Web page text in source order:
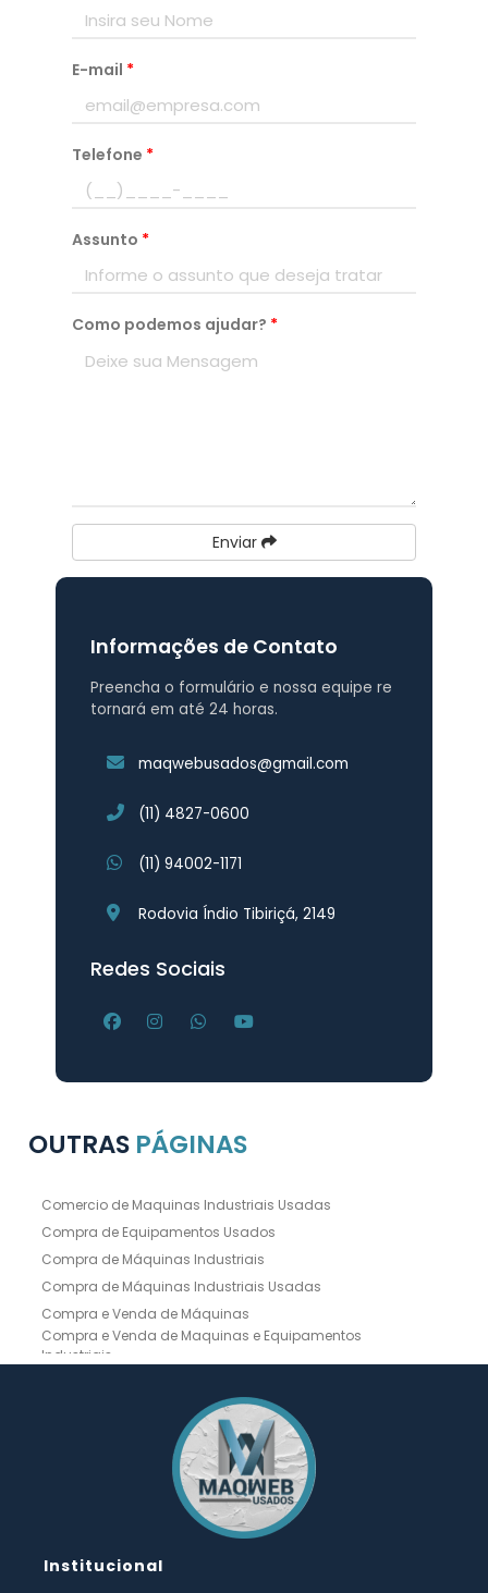
Informações de Contato
Preencha o formulário e nossa equipe re
tornará em até 24 horas.
maqwebusados@gmail.com
(11) 4827-0600
(11) 94002-1171
Rodovia Índio Tibiriçá, 2149
Redes Sociais
E-mail *
Telefone *
Assunto *
Como podemos ajudar? *
Enviar
OUTRAS PÁGINAS
Comercio de Maquinas Industriais Usadas
Compra de Equipamentos Usados
Compra de Máquinas Industriais
Compra de Máquinas Industriais Usadas
Compra e Venda de Máquinas
Compra e Venda de Maquinas e Equipamentos
Industriais
Compra e Venda de Máquinas Operatrizes
Dobradeira CNC Usada
Dobradeira de Chapa Hidráulica Usada
Dobradeira de Chapas
Dobradeira Hidráulica
Dobradeira Hidráulica Usada
Dobradeira Industrial
Empresa de Compra de Máquinas Industriais
Institucional